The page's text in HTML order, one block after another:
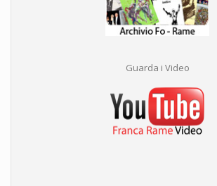
Guarda i Video